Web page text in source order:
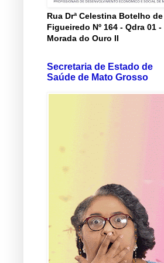
Rua Drª Celestina Botelho de
Figueiredo Nº 164 - Qdra 01 -
Morada do Ouro II
Secretaria de Estado de
Saúde de Mato Grosso